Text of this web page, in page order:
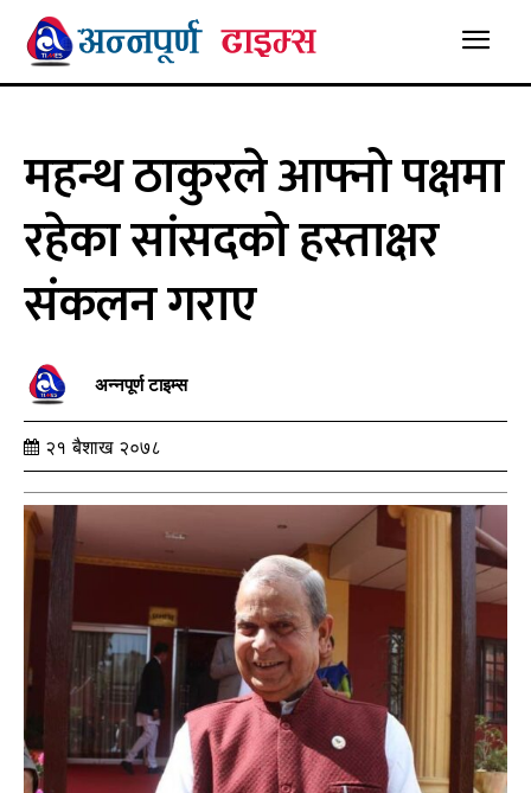
महन्थ ठाकुरले आफ्नो पक्षमा
रहेका सांसदको हस्ताक्षर
संकलन गराए
अन्नपूर्ण टाइम्स
२१ बैशाख २०७८